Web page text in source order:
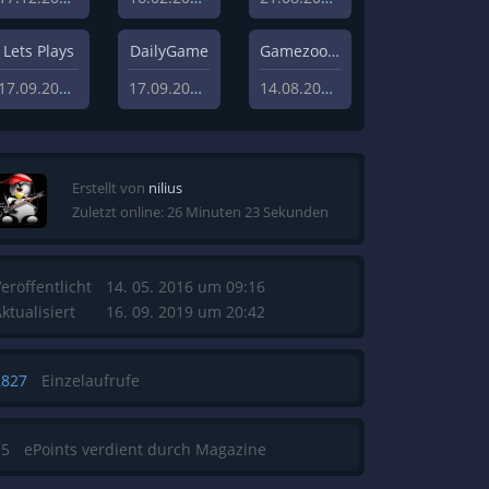
Lets Plays
17.09.2019
DailyGame
17.09.2019
Gamezoom
14.08.2020
Erstellt von nilius
Zuletzt online: 26 Minuten 23 Sekunden
14. 05. 2016 um 09:16
16. 09. 2019 um 20:42
Einzelaufrufe
ePoints verdient durch Magazine